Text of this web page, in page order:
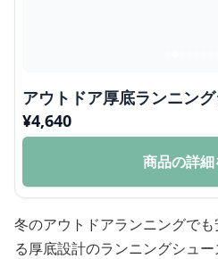
アウトドア厚底ランニン
¥4,640
商品の詳細
冬のアウトドアランニングで
る厚底設計のランニングシュー